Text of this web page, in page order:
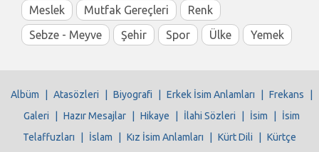
Meslek
Mutfak Gereçleri
Renk
Sebze - Meyve
Şehir Spor Ülke Yemek
Albüm Atasözleri Biyografi Erkek İsim Anlamları Frekans
Galeri
Hazır Mesajlar Hikaye İlahi Sözleri İsim
İsim
Telaffuzları
İslam Kız İsim Anlamları Kürt Dili
Kürtçe